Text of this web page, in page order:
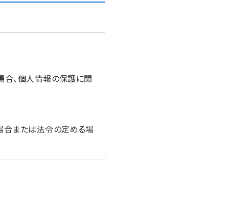
合、個人情報の保護に関
合または法令の定める場